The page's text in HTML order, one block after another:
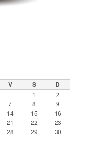
V S D
1
2
7 8
9
14 15
16
21 22
23
28 29
30